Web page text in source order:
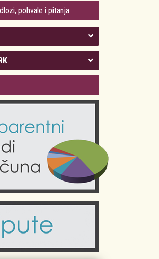
pohvale i pitanja
(Službene novine PGŽ)
udruga)
otoka Krka